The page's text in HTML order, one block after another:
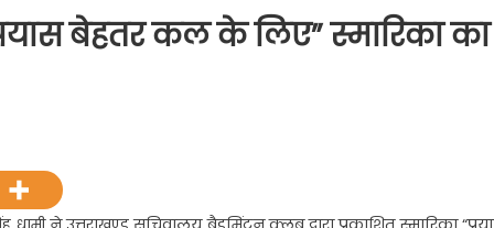
बेहतर कल के लिए” स्मारिका का